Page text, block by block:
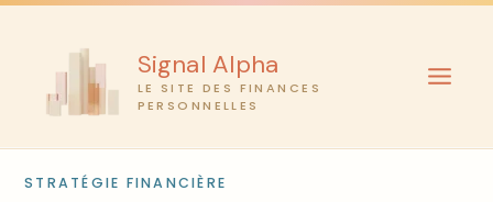
Aller
Signal Alpha
LE SITE DES FINANCES
PERSONNELLES
STRATÉGIE FINANCIÈRE